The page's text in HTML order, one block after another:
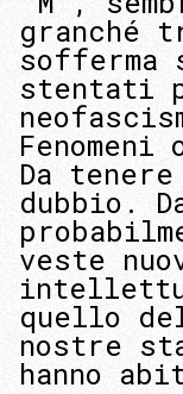
granché
stentati
Da
dubbio.
veste
quello
nostre
hanno